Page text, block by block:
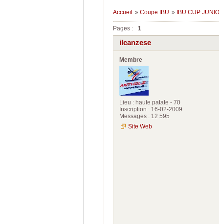
Accueil » Coupe IBU » IBU CUP
Pages : 1
ilcanzese
Membre
Lieu : haute patate - 70
Inscription : 16-02-2009
Messages : 12 595
Site Web